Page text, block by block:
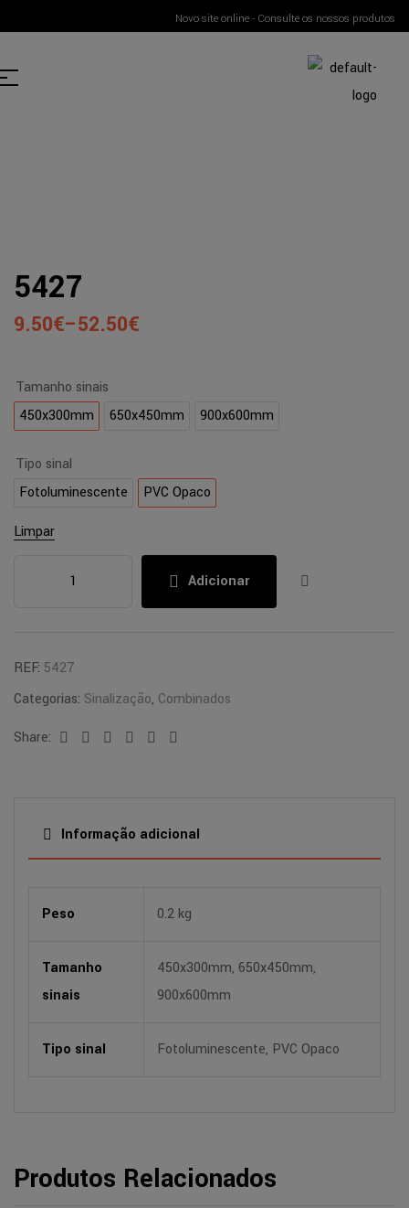
Novo site online - Consulte os nossos produtos
5427
9.50€–52.50€
Tamanho sinais
450x300mm
650x450mm 900x600mm
Tipo sinal
Fotoluminescente
PVC Opaco
Limpar
Adicionar
REF: 5427
Categorias: Sinalização, Combinados
Share:
Facebook
TwitterLinkedinGoogle+Pinterest
Informação adicional
Peso 0.2 kg
Tamanho
sinais
450x300mm, 650x450mm,
900x600mm
Tipo sinal Fotoluminescente, PVC Opaco
Produtos Relacionados